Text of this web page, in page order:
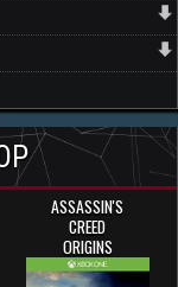
ASSASSIN'S
CREED
ORIGINS